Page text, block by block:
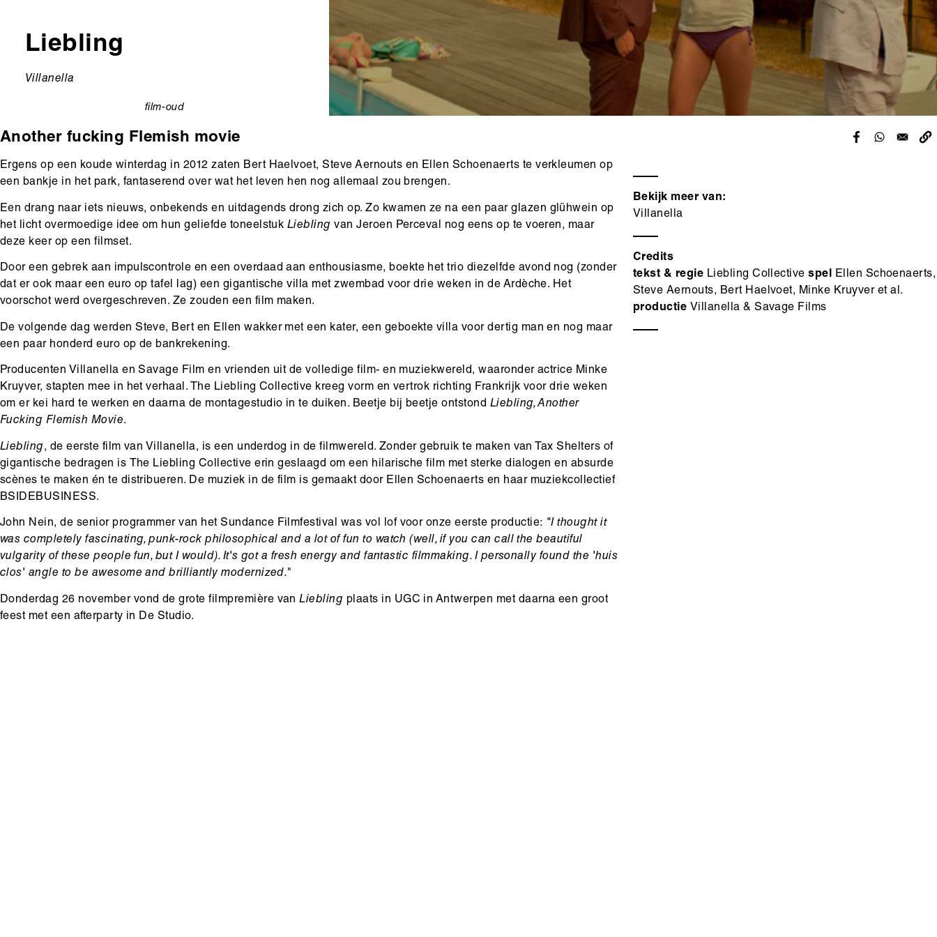
Liebling
Ondertitel
Villanella
film-oud
Another fucking Flemish movie
Ergens op een koude winterdag in 2012 zaten Bert Haelvoet, Steve Aernouts en Ellen Schoenaerts te verkleumen op
een bankje in het park, fantaserend over wat het leven hen nog allemaal zou brengen.
Een drang naar iets nieuws, onbekends en uitdagends drong zich op. Zo kwamen ze na een paar glazen glühwein op
het licht overmoedige idee om hun geliefde toneelstuk Liebling van Jeroen Perceval nog eens op te voeren, maar
deze keer op een filmset.
Door een gebrek aan impulscontrole en een overdaad aan enthousiasme, boekte het trio diezelfde avond nog (zonder
dat er ook maar een euro op tafel lag) een gigantische villa met zwembad voor drie weken in de Ardèche. Het
voorschot werd overgeschreven. Ze zouden een film maken.
De volgende dag werden Steve, Bert en Ellen wakker met een kater, een geboekte villa voor dertig man en nog maar
een paar honderd euro op de bankrekening.
Producenten Villanella en Savage Film en vrienden uit de volledige film- en muziekwereld, waaronder actrice Minke
Kruyver, stapten mee in het verhaal. The Liebling Collective kreeg vorm en vertrok richting Frankrijk voor drie weken
om er kei hard te werken en daarna de montagestudio in te duiken. Beetje bij beetje ontstond Liebling, Another
Fucking Flemish Movie.
Liebling, de eerste film van Villanella, is een underdog in de filmwereld. Zonder gebruik te maken van Tax Shelters of
gigantische bedragen is The Liebling Collective erin geslaagd om een hilarische film met sterke dialogen en absurde
scènes te maken én te distribueren. De muziek in de film is gemaakt door Ellen Schoenaerts en haar muziekcollectief
BSIDEBUSINESS.
John Nein, de senior programmer van het Sundance Filmfestival was vol lof voor onze eerste productie: "I thought it
was completely fascinating, punk-rock philosophical and a lot of fun to watch (well, if you can call the beautiful
vulgarity of these people fun, but I would). It's got a fresh energy and fantastic filmmaking. I personally found the 'huis
clos' angle to be awesome and brilliantly modernized."
Donderdag 26 november vond de grote filmpremière vanLiebling plaats in UGC in Antwerpen met daarna een groot
feest met een afterparty in De Studio.
Bekijk meer van:
Villanella
Credits
tekst & regie Liebling Collectivespel Ellen Schoenaerts,
Steve Aernouts, Bert Haelvoet, Minke Kruyver et al.
productie Villanella & Savage Films